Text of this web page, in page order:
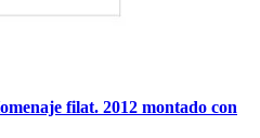
filat. 2012 montado con